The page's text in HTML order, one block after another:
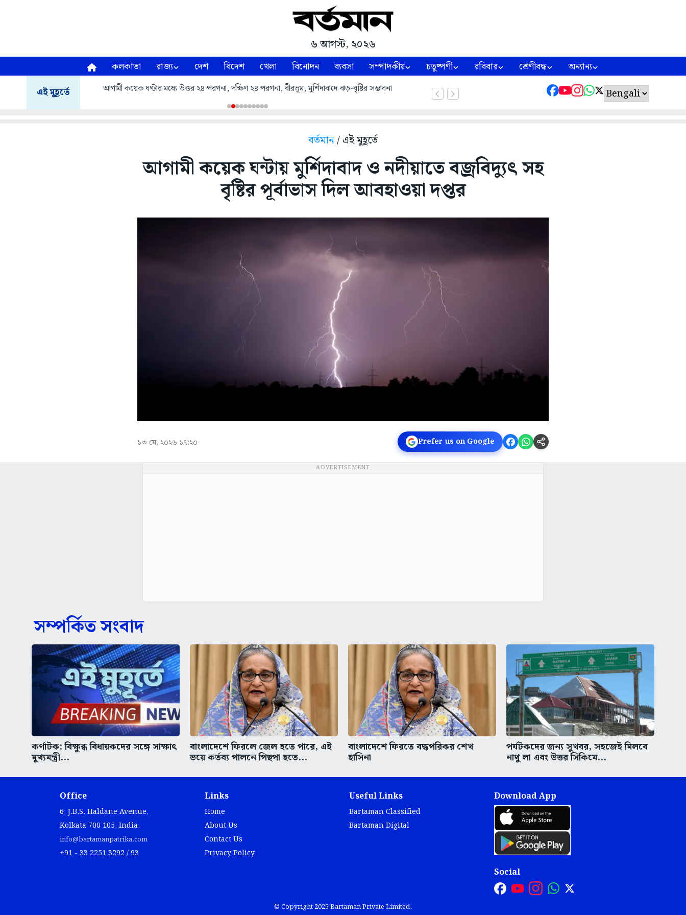
৬ আগস্ট, ২০২৬
কলকাতা রাজ্য দেশ বিদেশ খেলা বিনোদন ব্যবসা সম্পাদকীয় চতুষ্পর্ণী রবিবার শ্রেণীবদ্ধ অন্যান্য
এই মুহূর্তে আগামী কয়েক ঘণ্টার মধ্যে উত্তর ২৪ পরগনা, দক্ষিণ ২৪ পরগনা, বীরভূম, মুর্শিদাবাদে ঝড়-বৃষ্টির সম্ভাবনা
বর্তমান/ এই মুহূর্তে
আগামী কয়েক ঘন্টায় মুর্শিদাবাদ ও নদীয়াতে বজ্রবিদ্যুৎ সহ
বৃষ্টির পূর্বাভাস দিল আবহাওয়া দপ্তর
১৩ মে, ২০২৬ ১৭:২০ Prefer us on Google
ADVERTISEMENT
সম্পর্কিত সংবাদ
কর্ণাটক: বিক্ষুব্ধ বিধায়কদের সঙ্গে সাক্ষাৎ
মুখ্যমন্ত্রী...
বাংলাদেশে ফিরলে জেল হতে পারে, এই
ভয়ে কর্তব্য পালনে পিছপা হতে...
বাংলাদেশে ফিরতে বদ্ধপরিকর শেখ
হাসিনা
পর্যটকদের জন্য সুখবর, সহজেই মিলবে
নাথু লা এবং উত্তর সিকিমে...
Office
6, J.B.S. Haldane Avenue,
Kolkata 700 105, India.
info@bartamanpatrika.com
+91 - 33 2251 3292 / 93
Links
Home
About Us
Contact Us
Privacy Policy
Useful Links
Bartaman Classified
Bartaman Digital
Download App
Social
© Copyright 2025 Bartaman Private Limited.